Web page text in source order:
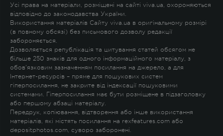
Усі права на матеріали, розміщені на сайті viva.ua, охороняються
відповідно до законодавства України.
Використання матеріалів Сайту viva.ua в оригінальному розмірі
(в повному обсязі) без письмового дозволу редакції
забороняється.
Дозволяється републікація та цитування статей обсягом не
більше 250 знаків для одного інформаційного матеріалу, з
обов'язковим зазначенням посилання на джерело, а для
Інтернет-ресурсів – пряме для пошукових систем
гіперпосилання, не закрите від індексації пошуковими
системами. Гіперпосилання має бути розміщене в підзаголовку
або першому абзаці матеріалу.
Передрук, копіювання, відтворення або інше використання
матеріалів, які містять посилання на rexfeatures.com або
depositphotos.com, суворо заборонені.